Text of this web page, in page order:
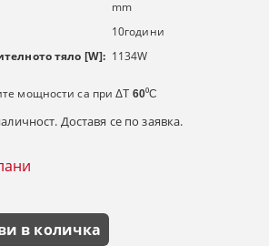
mm
10години
тяло [W]: 1134W
мощности са приΔT 60⁰C
Доставя се по заявка.